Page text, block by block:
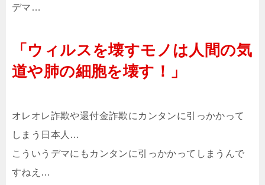
デマ…
「ウィルスを壊すモノは人間の気
道や肺の細胞を壊す！」
オレオレ詐欺や還付金詐欺にカンタンに引っかかって
しまう日本人…
こういうデマにもカンタンに引っかかってしまうんで
すねえ…